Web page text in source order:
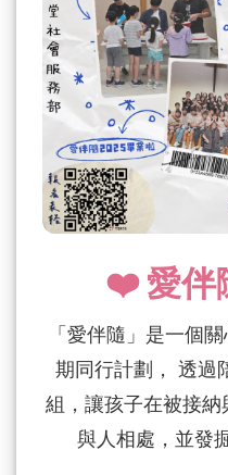
❤️ 愛伴
「愛伴隨」是一個
期同行計劃， 透過
組，讓孩子在被接
與人相處，並發